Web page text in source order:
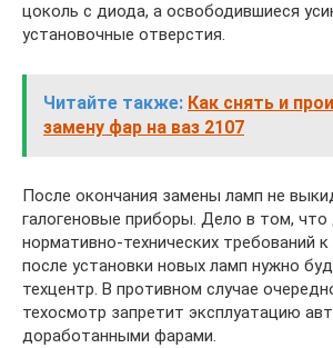
цоколь с диода, а освободившиеся
установочные отверстия.
Читайте также: Как снять и
замену фар на ваз 2107
После окончания замены ламп не
галогеновые приборы. Дело в том,
нормативно-технических требований
после установки новых ламп нужно
техцентр. В противном случае
техосмотр запретит эксплуатацию
доработанными фарами.